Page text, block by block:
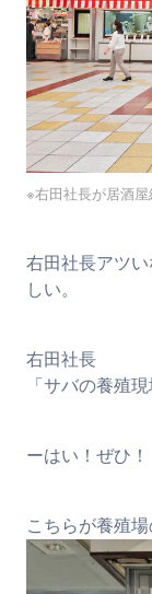
※右田社長が居酒
右田社長アツ
しい。
右田社長
「サバの養殖
ーはい！ぜひ！
こちらが養殖場